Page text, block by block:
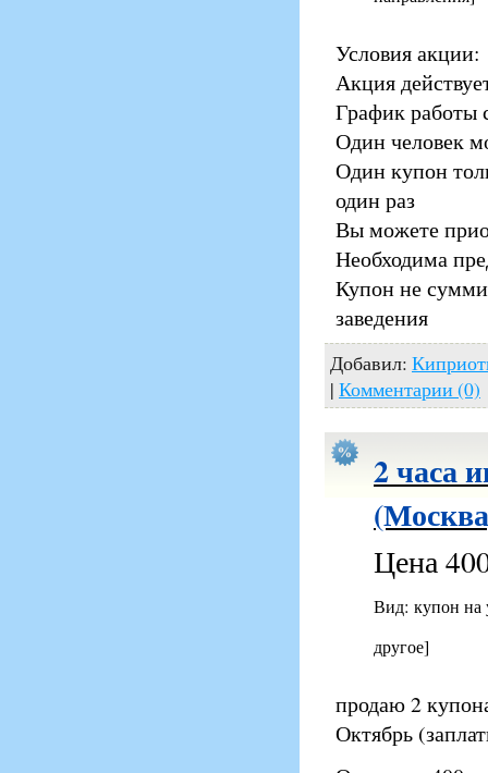
Условия акции:
Акция
График работы
Один человек
Один купон
один раз
Вы можете
Необходима
Купон не
заведения
Добавил:
| Комментарии (0)
2 часа
Цена
Вид: купон
другое]
продаю 2
Октябрь